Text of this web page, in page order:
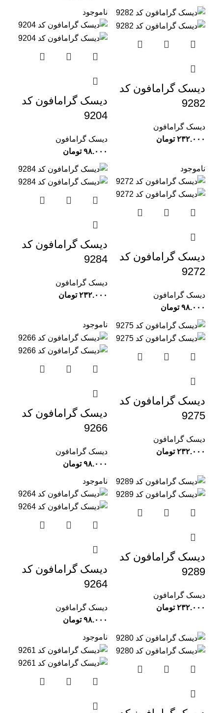
دیسک گرامافون کد
9282
دیسک گرامافون
تومان
ناموجود
دیسک گرامافون کد
9204
دیسک گرامافون
تومان
ناموجود
دیسک گرامافون کد
9272
دیسک گرامافون
تومان
دیسک گرامافون کد
9284
دیسک گرامافون
تومان
دیسک گرامافون کد
9275
دیسک گرامافون
تومان
ناموجود
دیسک گرامافون کد
9266
دیسک گرامافون
تومان
دیسک گرامافون کد
9289
دیسک گرامافون
تومان
ناموجود
دیسک گرامافون کد
9264
دیسک گرامافون
تومان
ناموجود